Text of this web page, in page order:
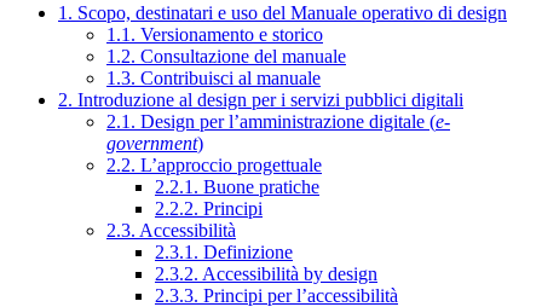
1. Scopo, destinatari e uso del Manuale operativo di design
1.1. Versionamento e storico
1.2. Consultazione del manuale
1.3. Contribuisci al manuale
2. Introduzione al design per i servizi pubblici digitali
2.1. Design per l’amministrazione digitale (e-
government)
2.2. L’approccio progettuale
2.2.1. Buone pratiche
2.2.2. Principi
2.3. Accessibilità
2.3.1. Definizione
2.3.2. Accessibilità by design
2.3.3. Principi per l’accessibilità